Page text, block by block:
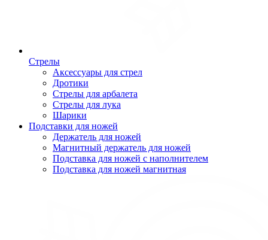
Стрелы
Аксессуары для стрел
Дротики
Стрелы для арбалета
Стрелы для лука
Шарики
Подставки для ножей
Держатель для ножей
Магнитный держатель для ножей
Подставка для ножей с наполнителем
Подставка для ножей магнитная